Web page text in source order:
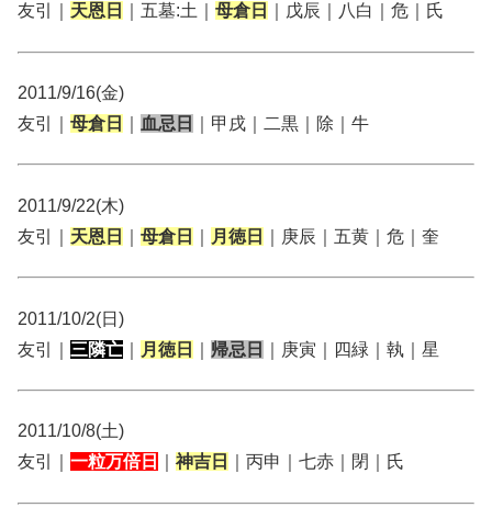
友引｜ 天恩日 ｜五墓:土｜ 母倉日 ｜戊辰｜八白｜危｜氏
2011/9/16(金)
友引｜ 母倉日 血忌日 ｜甲戌｜二黒｜除｜牛
2011/9/22(木)
友引｜ 天恩日 母倉日 月徳日 ｜庚辰｜五黄｜危｜奎
2011/10/2(日)
友引｜ 三隣亡 月徳日 帰忌日 ｜庚寅｜四緑｜執｜星
2011/10/8(土)
友引｜ 一粒万倍日 神吉日 ｜丙申｜七赤｜閉｜氏